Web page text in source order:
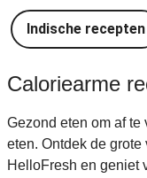
Indische recepten
Caloriearme
Gezond eten om af
eten. Ontdek de
HelloFresh en geniet